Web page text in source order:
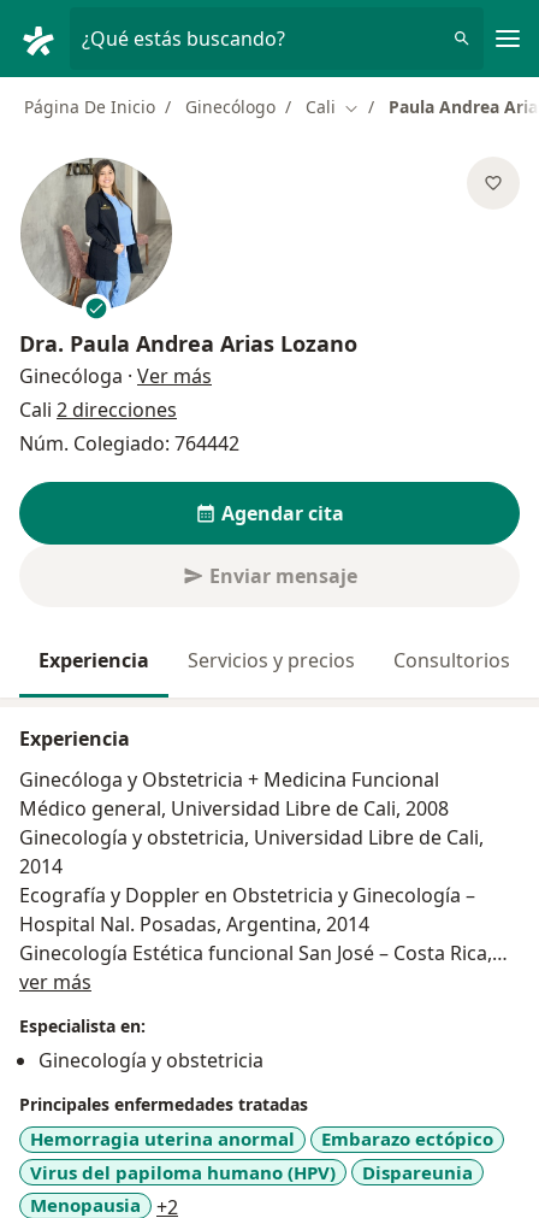
¿Qué estás buscando?
Página De Inicio Ginecólogo Cali Cambiar de ciudad
Paula Andrea
Dra. Paula Andrea Arias Lozano
Ginecóloga · Ver más
Cali 2 direcciones
Núm. Colegiado: 764442
Agendar cita
Enviar mensaje
Experiencia Servicios y precios Consultorios
Experiencia
Ginecóloga y Obstetricia + Medicina Funcional
Médico general, Universidad Libre de Cali, 2008
Ginecología y obstetricia, Universidad Libre de Cali,
2014
Ecografía y Doppler en Obstetricia y Ginecología –
Hospital Nal. Posadas, Argentina, 2014
Ginecología Estética funcional San José – Costa Rica,
2020
ver más
Especialista en:
Ginecología y obstetricia
Principales enfermedades tratadas
Hemorragia uterina anormal
Embarazo ectópico
Virus del papiloma humano (HPV)
Dispareunia
Menopausia
+2